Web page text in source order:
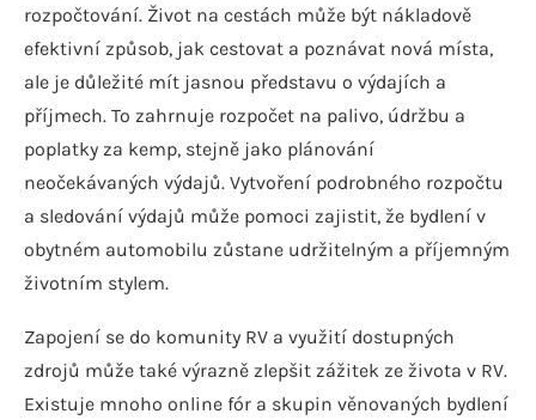
rozpočtování. Život na cestách může být nákladově
efektivní způsob, jak cestovat a poznávat nová místa,
ale je důležité mít jasnou představu o výdajích a
příjmech. To zahrnuje rozpočet na palivo, údržbu a
poplatky za kemp, stejně jako plánování
neočekávaných výdajů. Vytvoření podrobného rozpočtu
a sledování výdajů může pomoci zajistit, že bydlení v
obytném automobilu zůstane udržitelným a příjemným
životním stylem.
Zapojení se do komunity RV a využití dostupných
zdrojů může také výrazně zlepšit zážitek ze života v RV.
Existuje mnoho online fór a skupin věnovaných bydlení